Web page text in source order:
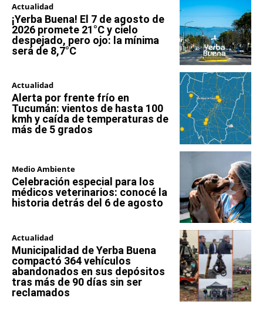
Actualidad
¡Yerba Buena! El 7 de agosto de
2026 promete 21°C y cielo
despejado, pero ojo: la mínima
será de 8,7°C
Actualidad
Alerta por frente frío en
Tucumán: vientos de hasta 100
kmh y caída de temperaturas de
más de 5 grados
Medio Ambiente
Celebración especial para los
médicos veterinarios: conocé la
historia detrás del 6 de agosto
Actualidad
Municipalidad de Yerba Buena
compactó 364 vehículos
abandonados en sus depósitos
tras más de 90 días sin ser
reclamados